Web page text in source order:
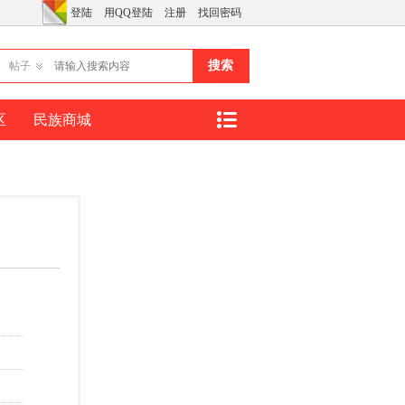
登陆 用QQ登陆 注册 找回密码
帖子 搜索
民族商城